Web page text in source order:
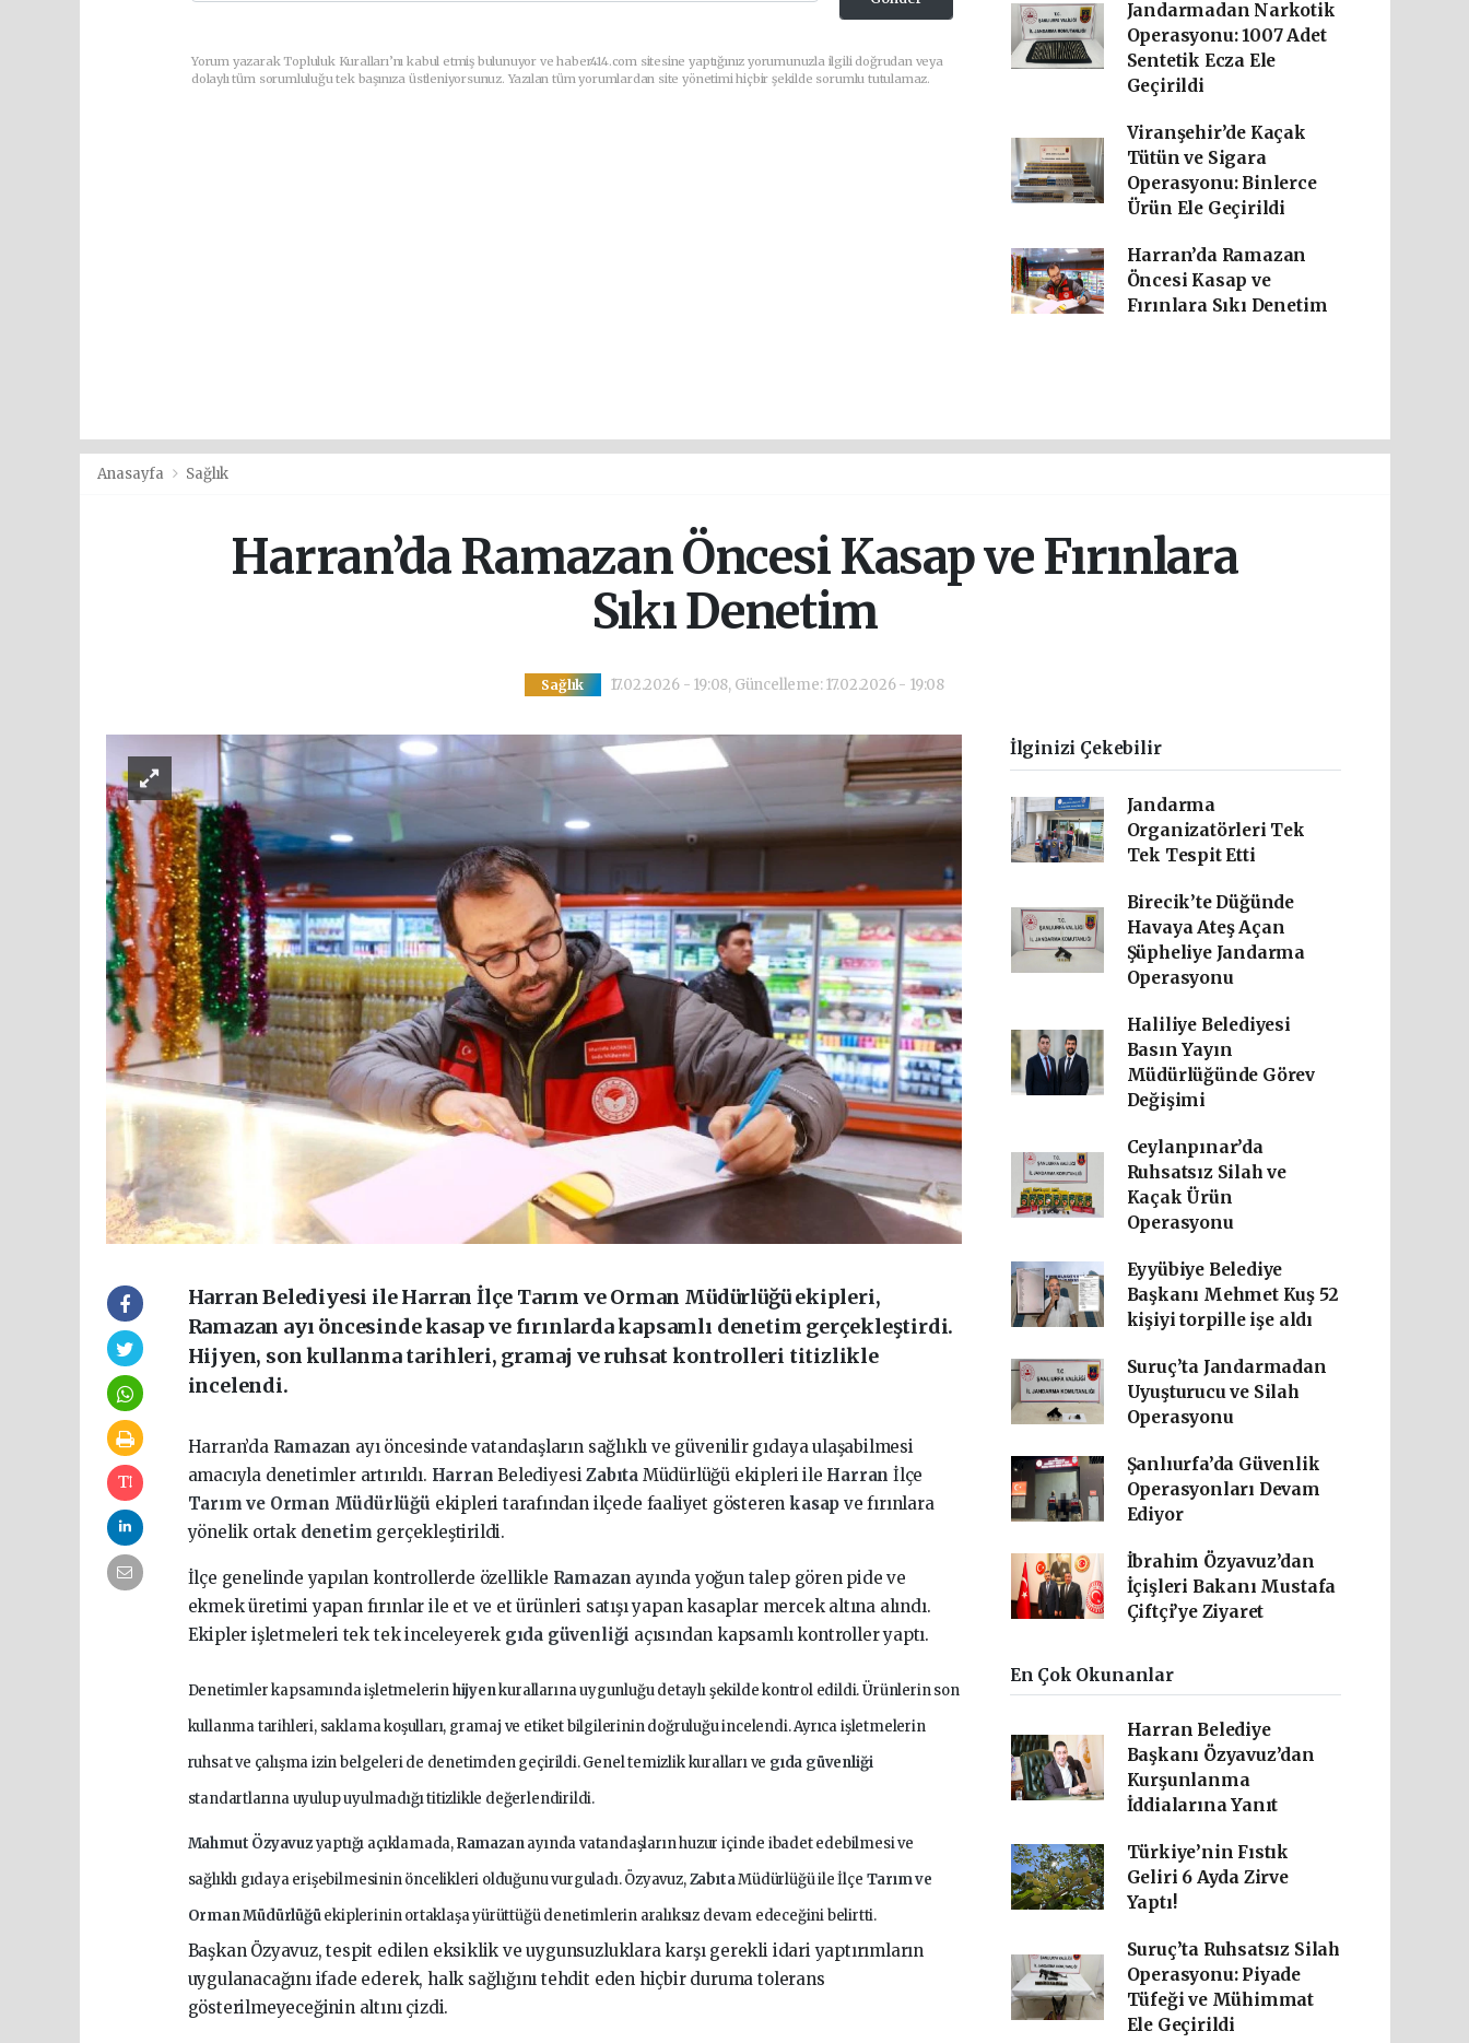
Yorum yazarak Topluluk Kuralları’nı kabul etmiş bulunuyor ve haber414.com sitesine yaptığınız yorumunuzla ilgili doğrudan veya
dolaylı tüm sorumluluğu tek başınıza üstleniyorsunuz. Yazılan tüm yorumlardan site yönetimi hiçbir şekilde sorumlu tutulamaz.
Jandarmadan Narkotik
Operasyonu: 1007 Adet
Sentetik Ecza Ele
Geçirildi
Viranşehir’de Kaçak
Tütün ve Sigara
Operasyonu: Binlerce
Ürün Ele Geçirildi
Harran’da Ramazan
Öncesi Kasap ve
Fırınlara Sıkı Denetim
Anasayfa Sağlık
Harran’da Ramazan Öncesi Kasap ve Fırınlara
Sıkı Denetim
Sağlık 17.02.2026 - 19:08, Güncelleme: 17.02.2026 - 19:08
Harran Belediyesi ile Harran İlçe Tarım ve Orman Müdürlüğü ekipleri,
Ramazan ayı öncesinde kasap ve fırınlarda kapsamlı denetim gerçekleştirdi.
Hijyen, son kullanma tarihleri, gramaj ve ruhsat kontrolleri titizlikle
incelendi.
Harran’da Ramazan ayı öncesinde vatandaşların sağlıklı ve güvenilir gıdaya ulaşabilmesi
amacıyla denetimler artırıldı. HarranBelediyesiZabıta Müdürlüğü ekipleri ile Harranİlçe
Tarım ve Orman Müdürlüğü ekipleri tarafından ilçede faaliyet gösterenkasap ve fırınlara
yönelik ortak denetim gerçekleştirildi.
İlçe genelinde yapılan kontrollerde özellikle Ramazan ayında yoğun talep gören pide ve
ekmek üretimi yapan fırınlar ile et ve et ürünleri satışı yapan kasaplar mercek altına alındı.
Ekipler işletmeleri tek tek inceleyerek gıda güvenliği açısından kapsamlı kontroller yaptı.
Denetimler kapsamında işletmelerinhijyenkurallarına uygunluğu detaylı şekilde kontrol edildi. Ürünlerin son
kullanma tarihleri, saklama koşulları, gramaj ve etiket bilgilerinin doğruluğu incelendi. Ayrıca işletmelerin
ruhsat ve çalışma izin belgeleri de denetimden geçirildi. Genel temizlik kuralları ve gıda güvenliği
standartlarına uyulup uyulmadığı titizlikle değerlendirildi.
Mahmut Özyavuzyaptığı açıklamada,Ramazanayında vatandaşların huzur içinde ibadet edebilmesi ve
sağlıklı gıdaya erişebilmesinin öncelikleri olduğunu vurguladı. Özyavuz,ZabıtaMüdürlüğü ile İlçe Tarım ve
Orman Müdürlüğüekiplerinin ortaklaşa yürüttüğü denetimlerin aralıksız devam edeceğini belirtti.
Başkan Özyavuz, tespit edilen eksiklik ve uygunsuzluklara karşı gerekli idari yaptırımların
uygulanacağını ifade ederek, halk sağlığını tehdit eden hiçbir duruma tolerans
gösterilmeyeceğinin altını çizdi.
İlginizi Çekebilir
Jandarma
Organizatörleri Tek
Tek Tespit Etti
Birecik’te Düğünde
Havaya Ateş Açan
Şüpheliye Jandarma
Operasyonu
Haliliye Belediyesi
Basın Yayın
Müdürlüğünde Görev
Değişimi
Ceylanpınar’da
Ruhsatsız Silah ve
Kaçak Ürün
Operasyonu
Eyyübiye Belediye
Başkanı Mehmet Kuş 52
kişiyi torpille işe aldı
Suruç’ta Jandarmadan
Uyuşturucu ve Silah
Operasyonu
Şanlıurfa’da Güvenlik
Operasyonları Devam
Ediyor
İbrahim Özyavuz’dan
İçişleri Bakanı Mustafa
Çiftçi’ye Ziyaret
En Çok Okunanlar
Harran Belediye
Başkanı Özyavuz’dan
Kurşunlanma
İddialarına Yanıt
Türkiye’nin Fıstık
Geliri 6 Ayda Zirve
Yaptı!
Suruç’ta Ruhsatsız Silah
Operasyonu: Piyade
Tüfeği ve Mühimmat
Ele Geçirildi